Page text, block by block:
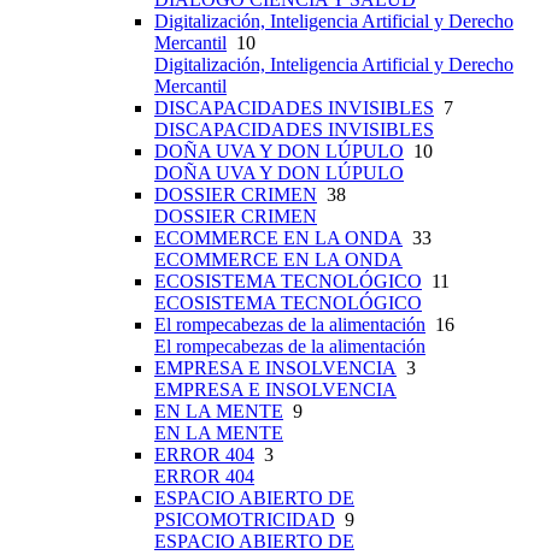
Digitalización, Inteligencia Artificial y Derecho
Mercantil 10
Digitalización, Inteligencia Artificial y Derecho
Mercantil
DISCAPACIDADES INVISIBLES 7
DISCAPACIDADES INVISIBLES
DOÑA UVA Y DON LÚPULO 10
DOÑA UVA Y DON LÚPULO
DOSSIER CRIMEN 38
DOSSIER CRIMEN
ECOMMERCE EN LA ONDA 33
ECOMMERCE EN LA ONDA
ECOSISTEMA TECNOLÓGICO 11
ECOSISTEMA TECNOLÓGICO
El rompecabezas de la alimentación 16
El rompecabezas de la alimentación
EMPRESA E INSOLVENCIA 3
EMPRESA E INSOLVENCIA
EN LA MENTE 9
EN LA MENTE
ERROR 404 3
ERROR 404
ESPACIO ABIERTO DE
PSICOMOTRICIDAD 9
ESPACIO ABIERTO DE